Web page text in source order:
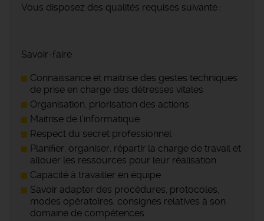
Vous disposez des qualités requises suivante :
Savoir-faire :
Connaissance et maitrise des gestes techniques
de prise en charge des détresses vitales
Organisation, priorisation des actions
Maitrise de l’informatique
Respect du secret professionnel
Planifier, organiser, répartir la charge de travail et
allouer les ressources pour leur réalisation
Capacité à travailler en équipe
Savoir adapter des procédures, protocoles,
modes opératoires, consignes relatives à son
domaine de compétences